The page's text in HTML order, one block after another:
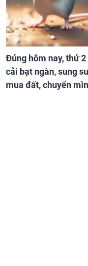
Đúng hôm nay, thứ
cải bạt ngàn, sung
mua đất, chuyển